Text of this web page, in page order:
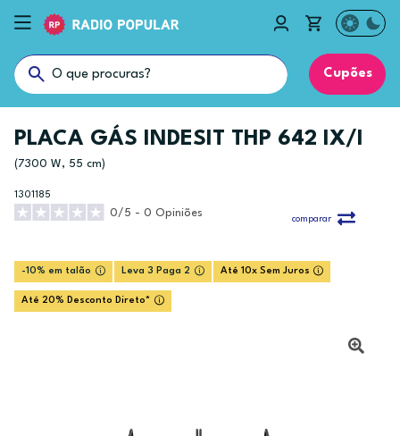
Cupões
PLACA GÁS INDESIT THP 642 IX/I
(7300 W, 55 cm)
1301185
0/5 - 0 Opiniões
comparar
-10% em talão Leva 3 Paga 2 Até 10x Sem Juros
Até 20% Desconto Direto*